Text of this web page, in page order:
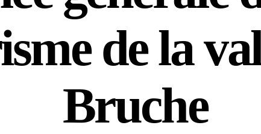
de la
Bruche